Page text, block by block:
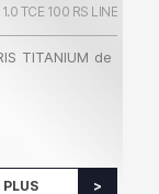
1.0 TCE 100 RS LINE
TITANIUM de
PLUS